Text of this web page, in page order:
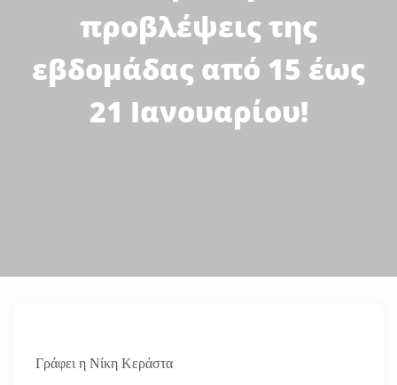
προβλέψεις της
εβδομάδας από 15 έως
21 Ιανουαρίου!
Γράφει η Νίκη Κεράστα